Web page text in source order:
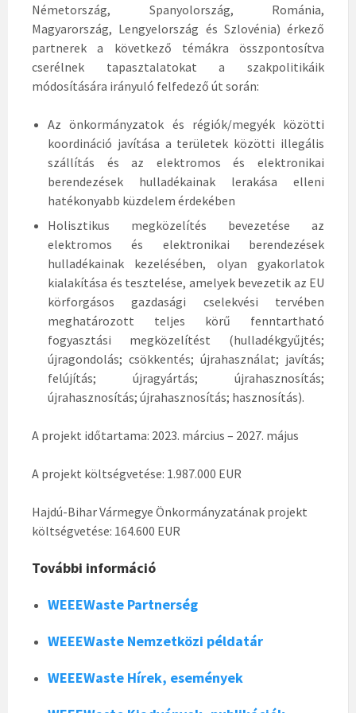
Németország, Spanyolország, Románia,
Magyarország, Lengyelország és Szlovénia) érkező
partnerek a következő témákra összpontosítva
cserélnek tapasztalatokat a szakpolitikáik
módosítására irányuló felfedező út során:
Az önkormányzatok és régiók/megyék közötti
koordináció javítása a területek közötti illegális
szállítás és az elektromos és elektronikai
berendezések hulladékainak lerakása elleni
hatékonyabb küzdelem érdekében
Holisztikus megközelítés bevezetése az
elektromos és elektronikai berendezések
hulladékainak kezelésében, olyan gyakorlatok
kialakítása és tesztelése, amelyek bevezetik az EU
körforgásos gazdasági cselekvési tervében
meghatározott teljes körű fenntartható
fogyasztási megközelítést (hulladékgyűjtés;
újragondolás; csökkentés; újrahasználat; javítás;
felújítás; újragyártás; újrahasznosítás;
újrahasznosítás; újrahasznosítás; hasznosítás).
A projekt időtartama: 2023. március – 2027. május
A projekt költségvetése: 1.987.000 EUR
Hajdú-Bihar Vármegye Önkormányzatának projekt
költségvetése: 164.600 EUR
További információ
WEEEWaste Partnerség
WEEEWaste Nemzetközi példatár
WEEEWaste Hírek, események